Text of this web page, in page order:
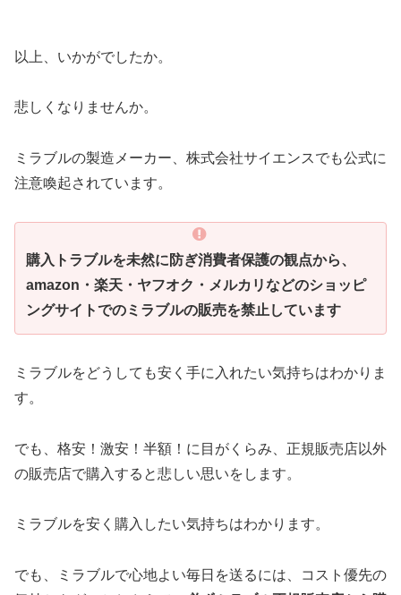
以上、いかがでしたか。
悲しくなりませんか。
ミラブルの製造メーカー、株式会社サイエンスでも公式に
注意喚起されています。
購入トラブルを未然に防ぎ消費者保護の観点から、
amazon・楽天・ヤフオク・メルカリなどのショッピ
ングサイトでのミラブルの販売を禁止しています
ミラブルをどうしても安く手に入れたい気持ちはわかりま
す。
でも、格安！激安！半額！に目がくらみ、正規販売店以外
の販売店で購入すると悲しい思いをします。
ミラブルを安く購入したい気持ちはわかります。
でも、ミラブルで心地よい毎日を送るには、コスト優先の